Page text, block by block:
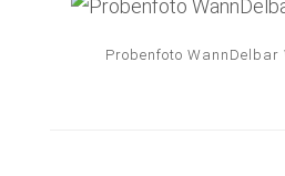
Probenfoto